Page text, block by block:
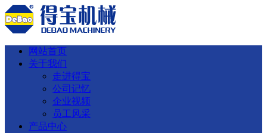
网站首页
关于我们
走进得宝
公司记忆
企业视频
员工风采
产品中心